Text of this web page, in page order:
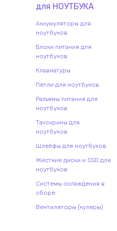
для НОУТБУКА
Аккумуляторы для
ноутбуков
Блоки питания для
ноутбуков
Клавиатуры
Петли для ноутбуков
Разъемы питания для
ноутбуков
Тачскрины для
ноутбуков
Шлейфы для ноутбуков
Жесткие диски и SSD для
ноутбуков
Системы охлаждения в
сборе
Вентиляторы (кулеры)